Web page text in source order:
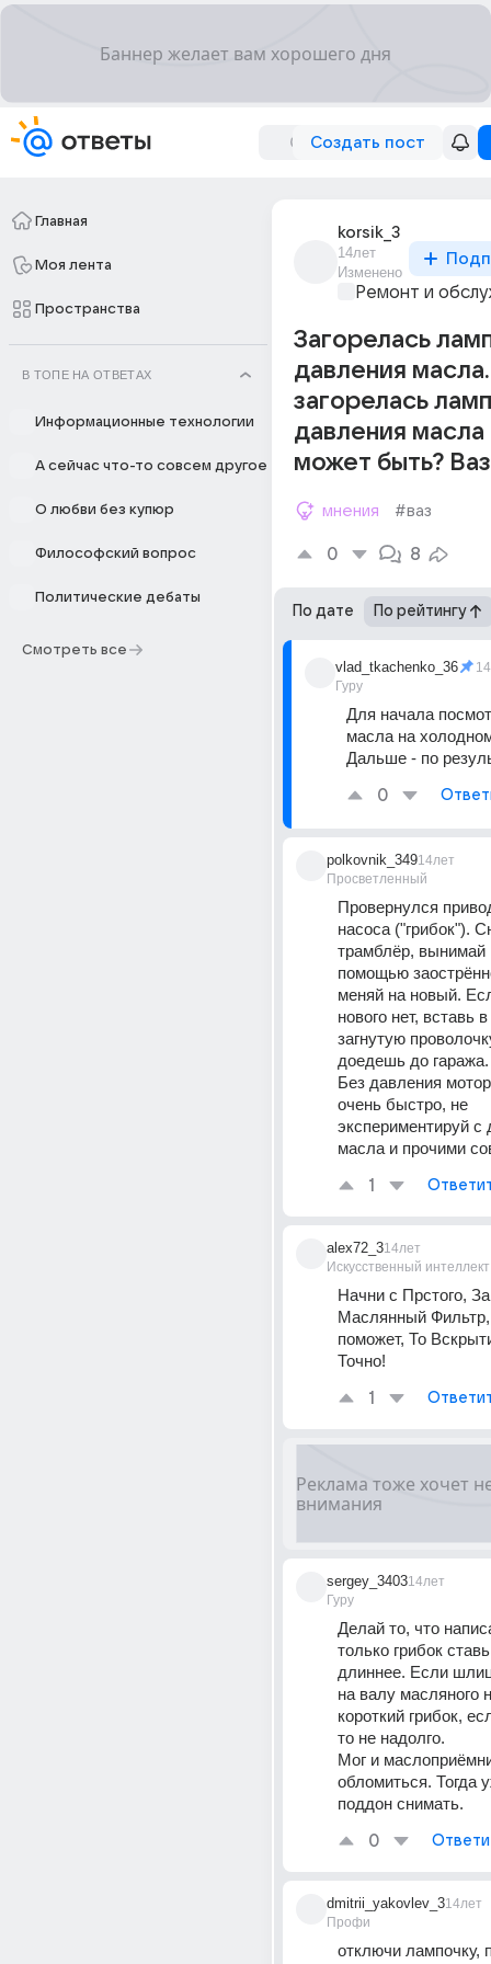
Создать пост
Главная
Моя лента
Пространства
В ТОПЕ НА ОТВЕТАХ
Информационные технологии
А сейчас что-то совсем другое
О любви без купюр
Философский вопрос
Политические дебаты
Смотреть все
korsik_3
14лет
Изменено
Ремонт и
Загорелась
давления
загорелась
давления масла
может быть?
мнения #ваз
0 8
По дате По рейтингу
vlad_tkachenko_36
Гуру
Для начала
масла на
Дальше - по
0
polkovnik_349
Просветленный
14лет
Провернулся
насоса ("грибок").
трамблёр, вынимай
помощью
меняй на новый.
нового нет, вставь
загнутую
доедешь до
Без давления
очень быстро, не
экспериментируй с
масла и прочими
1
alex72_3
Искусственный интеллект
14лет
Начни с Прстого,
Маслянный
поможет, То
Точно!
1
sergey_3403
Гуру
14лет
Делай то, что
только грибок
длиннее. Если
на валу масляного
короткий грибок,
то не надолго.
Мог и
обломиться. Тогда
поддон снимать.
0
dmitrii_yakovlev_3
Профи
14лет
отключи лампочку,